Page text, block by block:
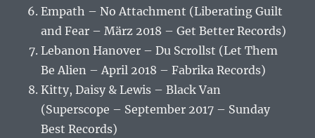
Empath – No Attachment (Liberating Guilt
and Fear – März 2018 – Get Better Records)
Lebanon Hanover – Du Scrollst (Let Them
Be Alien – April 2018 – Fabrika Records)
Kitty, Daisy & Lewis – Black Van
(Superscope – September 2017 – Sunday
Best Records)